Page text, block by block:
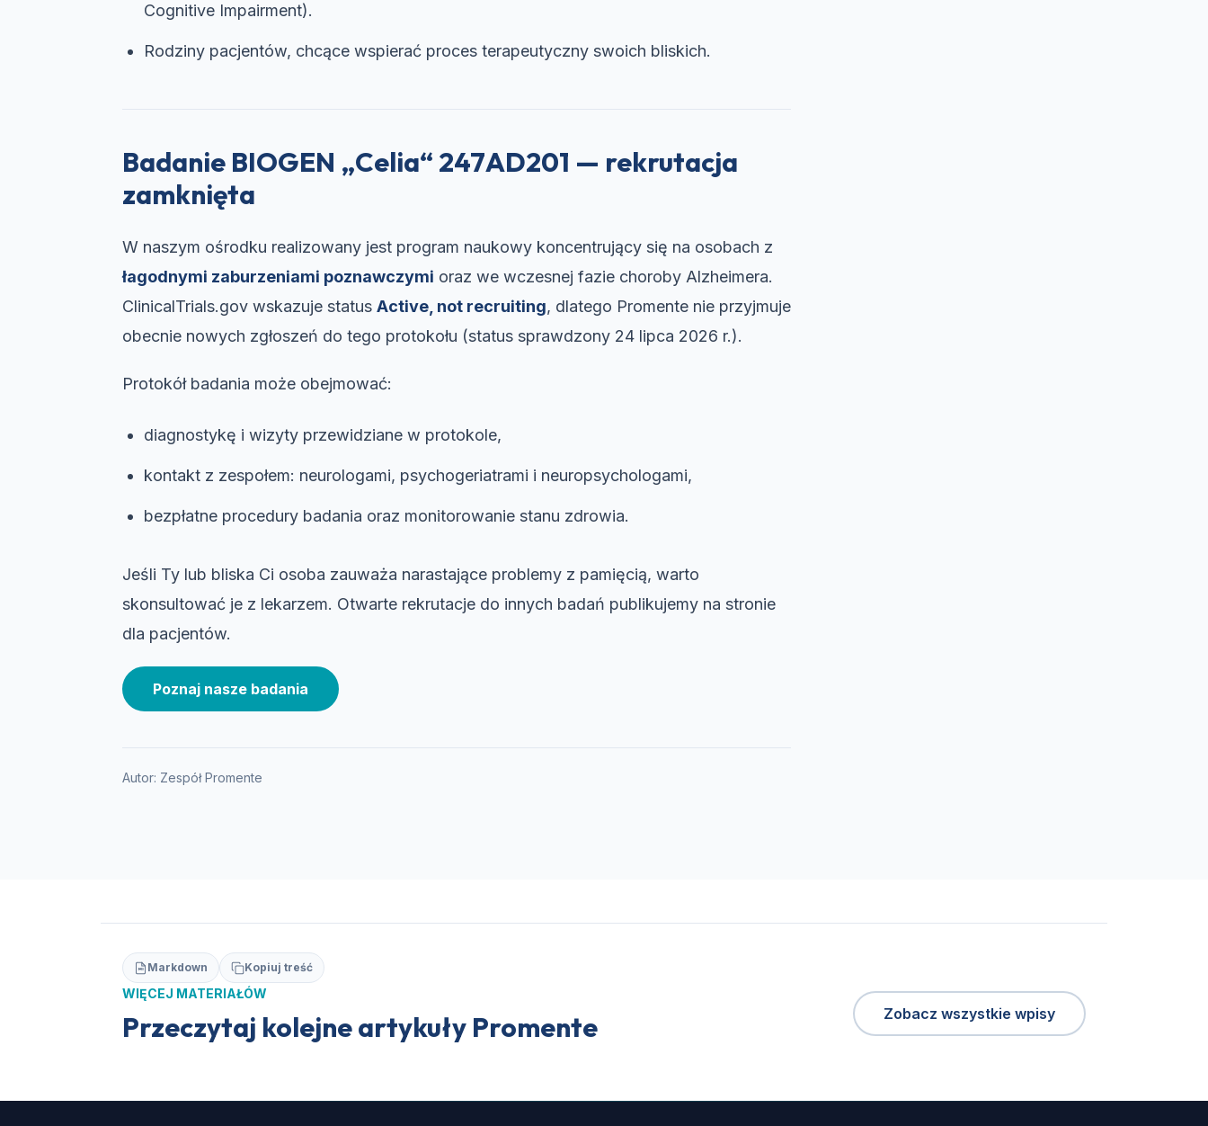
Cognitive Impairment).
Rodziny pacjentów, chcące wspierać proces terapeutyczny swoich bliskich.
Badanie BIOGEN „Celia“ 247AD201 — rekrutacja
zamknięta
W naszym ośrodku realizowany jest program naukowy koncentrujący się na osobach z
łagodnymi zaburzeniami poznawczymi oraz we wczesnej fazie choroby Alzheimera.
ClinicalTrials.gov wskazuje status Active, not recruiting, dlatego Promente nie przyjmuje
obecnie nowych zgłoszeń do tego protokołu (status sprawdzony 24 lipca 2026 r.).
Protokół badania może obejmować:
diagnostykę i wizyty przewidziane w protokole,
kontakt z zespołem: neurologami, psychogeriatrami i neuropsychologami,
bezpłatne procedury badania oraz monitorowanie stanu zdrowia.
Jeśli Ty lub bliska Ci osoba zauważa narastające problemy z pamięcią, warto
skonsultować je z lekarzem. Otwarte rekrutacje do innych badań publikujemy na stronie
dla pacjentów.
Poznaj nasze badania
Autor: Zespół Promente
Markdown Kopiuj treść
WIĘCEJ MATERIAŁÓW
Przeczytaj kolejne artykuły Promente Zobacz wszystkie wpisy